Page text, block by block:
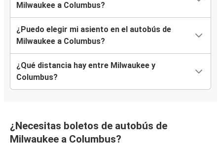
Milwaukee a Columbus?
¿Puedo elegir mi asiento en el autobús de
Milwaukee a Columbus?
¿Qué distancia hay entre Milwaukee y
Columbus?
¿Necesitas boletos de autobús de
Milwaukee a Columbus?